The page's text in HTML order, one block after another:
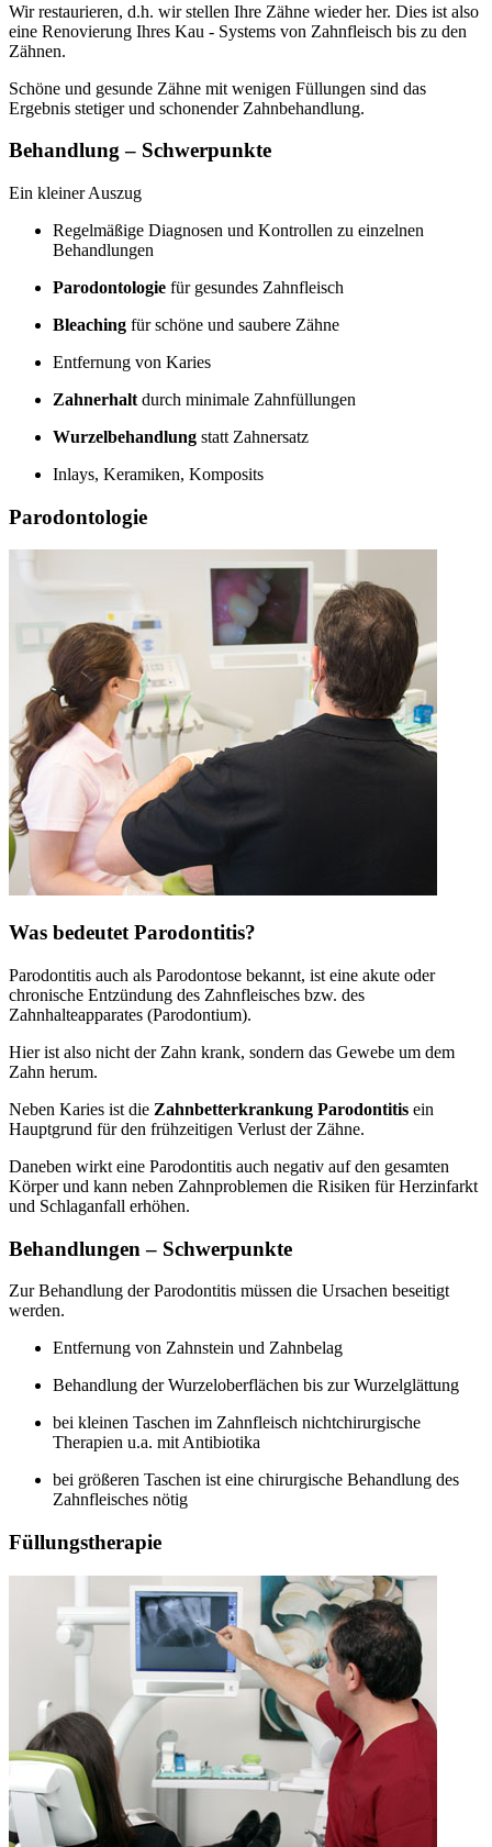
Wir restaurieren, d.h. wir stellen Ihre Zähne wieder her. Dies ist also
eine Renovierung Ihres Kau - Systems von Zahnfleisch bis zu den
Zähnen.
Schöne und gesunde Zähne mit wenigen Füllungen sind das
Ergebnis stetiger und schonender Zahnbehandlung.
Behandlung – Schwerpunkte
Ein kleiner Auszug
Regelmäßige Diagnosen und Kontrollen zu einzelnen
Behandlungen
Parodontologie für gesundes Zahnfleisch
Bleaching für schöne und saubere Zähne
Entfernung von Karies
Zahnerhalt durch minimale Zahnfüllungen
Wurzelbehandlung statt Zahnersatz
Inlays, Keramiken, Komposits
Parodontologie
Was bedeutet Parodontitis?
Parodontitis auch als Parodontose bekannt, ist eine akute oder
chronische Entzündung des Zahnfleisches bzw. des
Zahnhalteapparates (Parodontium).
Hier ist also nicht der Zahn krank, sondern das Gewebe um dem
Zahn herum.
Neben Karies ist die Zahnbetterkrankung Parodontitis ein
Hauptgrund für den frühzeitigen Verlust der Zähne.
Daneben wirkt eine Parodontitis auch negativ auf den gesamten
Körper und kann neben Zahnproblemen die Risiken für Herzinfarkt
und Schlaganfall erhöhen.
Behandlungen – Schwerpunkte
Zur Behandlung der Parodontitis müssen die Ursachen beseitigt
werden.
Entfernung von Zahnstein und Zahnbelag
Behandlung der Wurzeloberflächen bis zur Wurzelglättung
bei kleinen Taschen im Zahnfleisch nichtchirurgische
Therapien u.a. mit Antibiotika
bei größeren Taschen ist eine chirurgische Behandlung des
Zahnfleisches nötig
Füllungstherapie